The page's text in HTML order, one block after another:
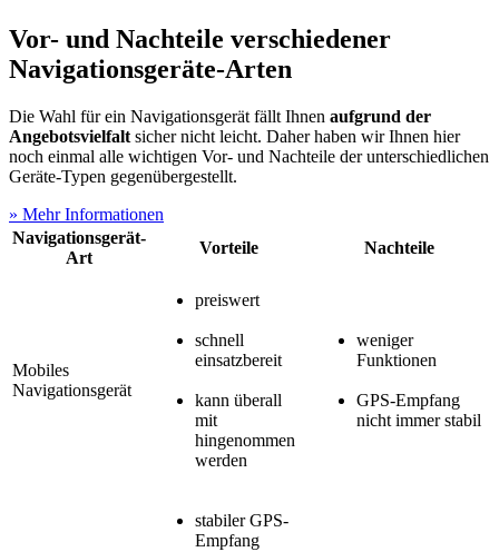
Vor- und Nachteile verschiedener
Navigationsgeräte-Arten
Die Wahl für ein Navigationsgerät fällt Ihnen aufgrund der
Angebotsvielfalt sicher nicht leicht. Daher haben wir Ihnen hier
noch einmal alle wichtigen Vor- und Nachteile der unterschiedlichen
Geräte-Typen gegenübergestellt.
» Mehr Informationen
Navigationsgerät-
Art
Vorteile Nachteile
Mobiles
Navigationsgerät
preiswert
schnell
einsatzbereit
kann überall
mit
hingenommen
werden
weniger
Funktionen
GPS-Empfang
nicht immer stabil
stabiler GPS-
Empfang